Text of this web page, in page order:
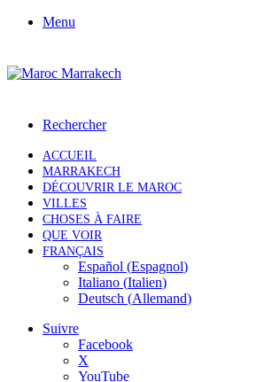
Menu
Rechercher
ACCUEIL
MARRAKECH
DÉCOUVRIR LE MAROC
VILLES
CHOSES À FAIRE
QUE VOIR
FRANÇAIS
Español (Espagnol)
Italiano (Italien)
Deutsch (Allemand)
Suivre
Facebook
X
YouTube